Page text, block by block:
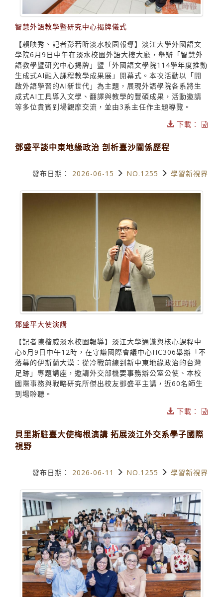
智慧外語教學暨研究中心揭牌儀式
【賴映秀、記者彭若昕淡水校園報導】淡江大學外國語文
學院6月9日中午在淡水校園外語大樓大廳，舉辦「智慧外
語教學暨研究中心揭牌」暨「外國語文學院114學年度推動
生成式AI融入課程教學成果展」開幕式。本次活動以「開
啟外語學習的AI新世代」為主題，展現外語學院各系將生
成式AI工具導入文學、翻譯與教學的豐碩成果，活動邀請
等多位貴賓到場觀摩交流，並由3系主任作主題導覽。
下載：
鄧盛平談中東地緣政治 剖析臺沙關係歷程
發布日期： 2026-06-15 NO.1255 學習新視界
鄧盛平大使演講
【記者陳楷威淡水校園報導】淡江大學通識與核心課程中
心6月9日中午12時，在守謙國際會議中心HC306舉辦「不
落幕的伊斯蘭大漠：從冷戰前線到新中東地緣政治的台灣
足跡」專題講座，邀請外交部機要事務辦公室公使、本校
國際事務與戰略研究所傑出校友鄧盛平主講，近60名師生
到場聆聽。
下載：
貝里斯駐臺大使梅根演講 拓展淡江外交系學子國際
視野
發布日期： 2026-06-11 NO.1255 學習新視界